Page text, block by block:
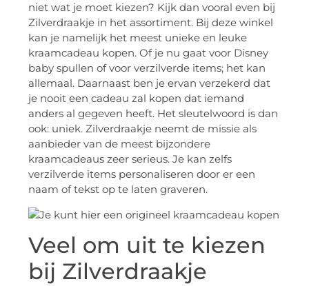
niet wat je moet kiezen? Kijk dan vooral even bij
Zilverdraakje in het assortiment. Bij deze winkel
kan je namelijk het meest unieke en leuke
kraamcadeau kopen. Of je nu gaat voor Disney
baby spullen of voor verzilverde items; het kan
allemaal. Daarnaast ben je ervan verzekerd dat
je nooit een cadeau zal kopen dat iemand
anders al gegeven heeft. Het sleutelwoord is dan
ook: uniek. Zilverdraakje neemt de missie als
aanbieder van de meest bijzondere
kraamcadeaus zeer serieus. Je kan zelfs
verzilverde items personaliseren door er een
naam of tekst op te laten graveren.
Veel om uit te kiezen
bij Zilverdraakje